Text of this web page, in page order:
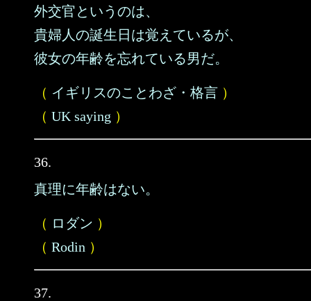
外交官というのは、
貴婦人の誕生日は覚えているが、
彼女の年齢を忘れている男だ。
（ イギリスのことわざ・格言 ）
（ UK saying ）
36.
真理に年齢はない。
（ ロダン ）
（ Rodin ）
37.